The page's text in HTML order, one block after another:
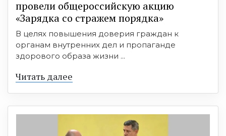
провели общероссийскую акцию
«Зарядка со стражем порядка»
В целях повышения доверия граждан к
органам внутренних дел и пропаганде
здорового образа жизни ...
Читать далее